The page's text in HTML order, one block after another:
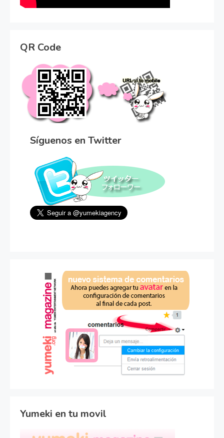
QR Code
Síguenos en Twitter
Yumeki en tu movil